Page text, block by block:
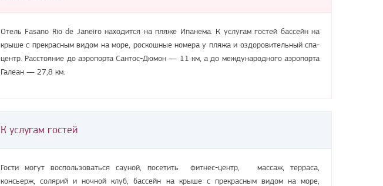
Отель Fasano Rio de Janeiro находится на пляже Ипанема. К услугам гостей бассейн на
крыше с прекрасным видом на море, роскошные номера у пляжа и оздоровительный спа-
центр. Расстояние до аэропорта Сантос-Дюмон — 11 км, а до международного аэропорта
Галеан — 27,8 км.
К услугам гостей
Гости могут воспользоваться сауной, посетить фитнес-центр, массаж, терраса,
консьерж, солярий и ночной клуб, бассейн на крыше с прекрасным видом на море,